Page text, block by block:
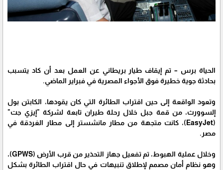
الحياة برس – تم إيقاف طيار بريطاني عن العمل بعد أن كاد يتسبب
بحادثة جوية خطيرة فوق الأجواء المصرية في فبراير الماضي.
وتعود الواقعة إلى حين اقتراب الطائرة التي كان يقودها، الكابتن بول
إلسوورث، من قمة جبل خلال رحلة طيران تابعة لشركة "إيزي جت"
(EasyJet)، كانت متجهة من مطار مانشستر إلى مطار الغردقة في
مصر.
وخلال عملية الهبوط، تم تفعيل جهاز التحذير من قرب الأرض (GPWS)،
وهو نظام أمان مصمم لإطلاق تنبيهات في حال اقتراب الطائرة بشكل